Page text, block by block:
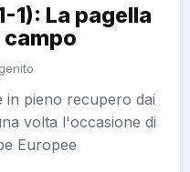
1): La pagella
in pieno recupero dai
volta l'occasione di
Europee